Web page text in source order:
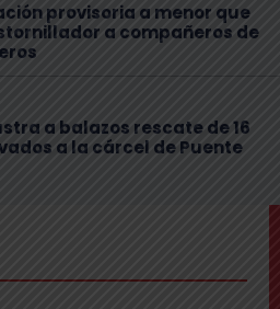
provisoria a menor que
a compañeros de
a balazos rescate de 16
a la cárcel de Puente